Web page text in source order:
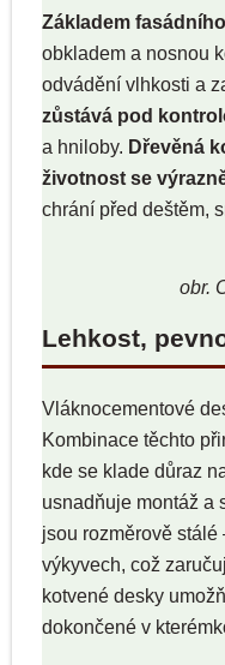
Základem
obkladem a nosnou
odvádění vlhkosti a
zůstává pod
a hniloby. Dřevěná
životnost se
chrání před deštěm,
obr.
Lehkost,
Vláknocementové
Kombinace těchto
kde se klade důraz
usnadňuje montáž a
jsou rozměrově
výkyvech, což
kotvené desky
dokončené v